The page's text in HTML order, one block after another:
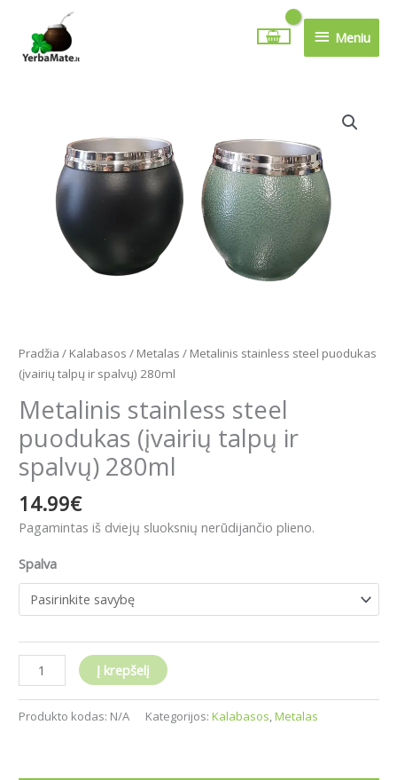
turinio
Meniu
Meniu
Pradžia / Kalabasos / Metalas / Metalinis stainless steel puodukas
(įvairių talpų ir spalvų) 280ml
Metalinis stainless steel
puodukas (įvairių talpų ir
spalvų) 280ml
14.99€
Pagamintas iš dviejų sluoksnių nerūdijančio plieno.
Spalva
Metalinis
stainless
puodukas
Į krepšelį
Produkto kodas: N/A Kategorijos: Kalabasos Metalas